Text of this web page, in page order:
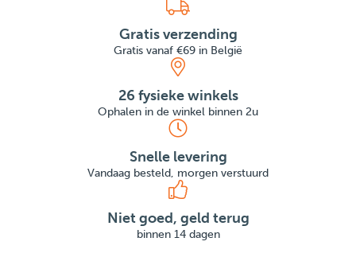
Gratis verzending
Gratis vanaf €69 in België
26 fysieke winkels
Ophalen in de winkel binnen 2u
Snelle levering
Vandaag besteld, morgen verstuurd
Niet goed, geld terug
binnen 14 dagen